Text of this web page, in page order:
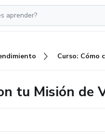
tu Misión de